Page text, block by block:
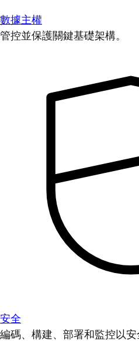
數據主權
管控並保護關鍵基礎架構。
安全
編碼、構建、部署和監控以安